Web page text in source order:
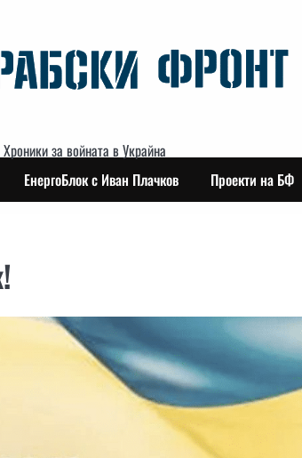
Хроники за войната в Украйна
ЕнергоБлок с Иван Плачков Проекти на БФ